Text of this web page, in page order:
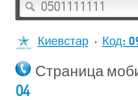
Киевстар Код:
Страница
04